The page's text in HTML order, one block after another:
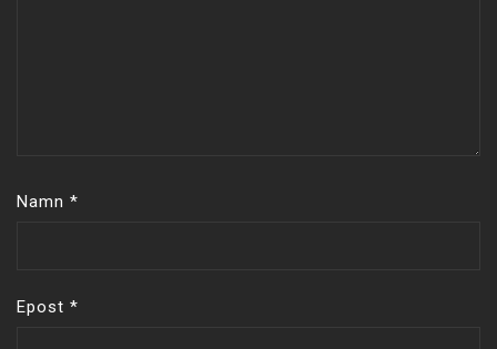
Namn *
Epost *